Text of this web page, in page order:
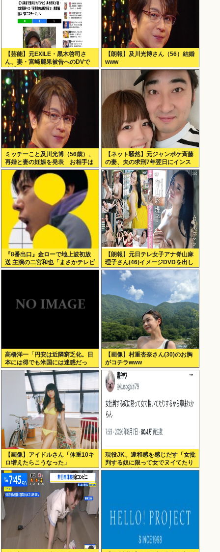
【芸能】元EXILE・黒木啓司さ
ん、妻・宮崎麗果被告へのDVで
逮捕されていたと判明（全身打
撲、頭部裂傷及び打撲、頸部損
傷）
【朗報】及川光博さん（56）結婚
www
ミッチーこと及川光博（56歳）、
再婚と妻の妊娠を発表 お相手は
一般女性
【ネット騒然】元ジャンポケ斉藤
の妻、夫の求刑7年翌日にインス
タ更新！その内容がガチでヤバす
ぎる…
『8番出口』金ローで地上波初放
送 主演の二宮和也「まさかテレビ
にまで迷い込んでしまうとは」
【朗報】元日テレ女子アナ脊山麻
理子さん(46)イメージDVDを出し
てしまう（画像・動画あり）
高橋洋一「円安は近隣窮乏化。日
本には得でも米国には迷惑だっ
た」
【画像】村重杏奈さん(30)のお胸
がコチラwww
【画像】アイドルさん「体重10キ
ロ増えたらこうなった」
現役JK、違和感を感じだす「女批
判する奴に限って女でヌイてたり
するから意味わからなくなってき